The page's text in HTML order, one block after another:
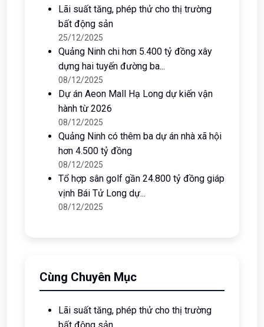
Bất động sản Hạ Long bứt phá chu kỳ
mới
9 tháng trước
Tin Mới Nhất
Lãi suất tăng, phép thử cho thị trường
bất động sản
25/12/2025
Quảng Ninh chi hơn 5.400 tỷ đồng xây
dựng hai tuyến đường ba...
08/12/2025
hơn 4.500 tỷ đồng
08/12/2025
Tổ hợp sân golf gần 24.800 tỷ đồng giáp
vịnh Bái Tử Long dự...